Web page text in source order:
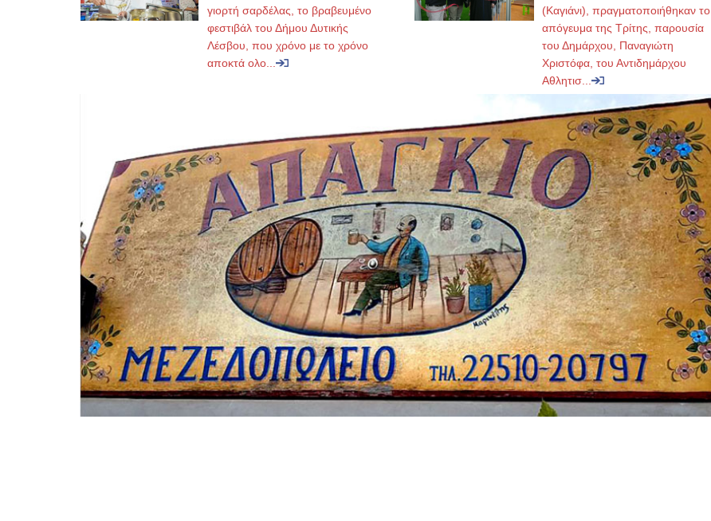
γιορτή σαρδέλας, το βραβευμένο
φεστιβάλ του Δήμου Δυτικής
Λέσβου, που χρόνο με το χρόνο
αποκτά ολο...
(Καγιάνι), πραγματοποιήθηκαν το
απόγευμα της Τρίτης, παρουσία
του Δημάρχου, Παναγιώτη
Χριστόφα, του Αντιδημάρχου
Αθλητισ...